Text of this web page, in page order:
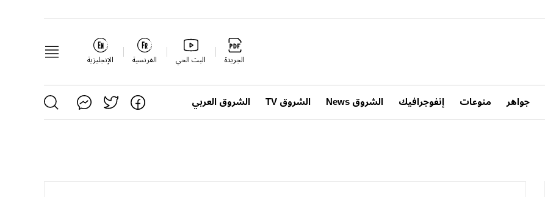
الجريدة البث الحي الفرنسية الإنجليزية
جواهر منوعات إنفوجرافيك الشروق News الشروق TV الشروق العربي